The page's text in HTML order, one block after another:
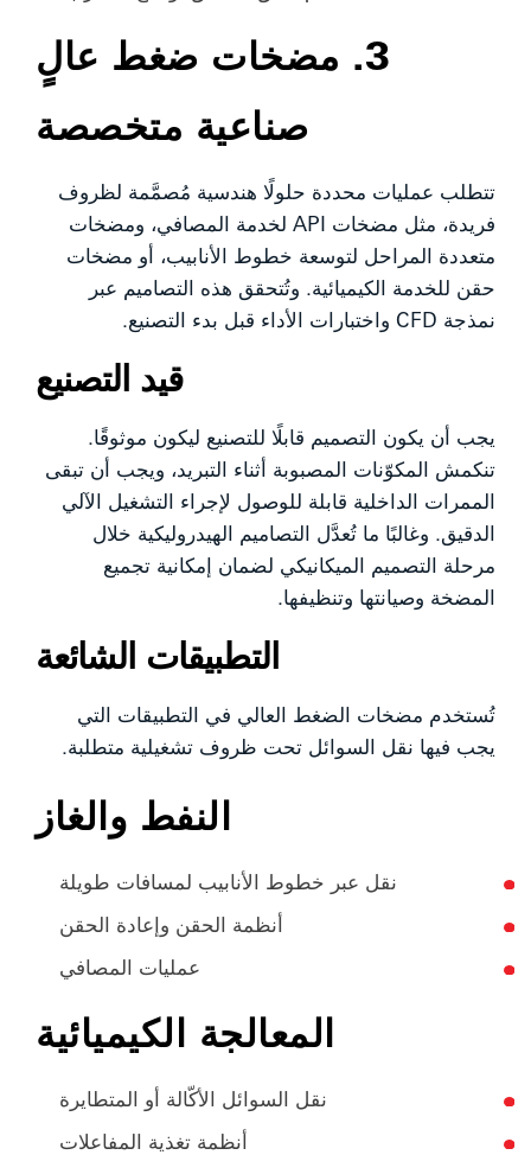
3. مضخات ضغط عالٍ
صناعية متخصصة
تتطلب عمليات محددة حلولًا هندسية مُصمَّمة لظروف
فريدة، مثل مضخات API لخدمة المصافي، ومضخات
متعددة المراحل لتوسعة خطوط الأنابيب، أو مضخات
حقن للخدمة الكيميائية. وتُتحقق هذه التصاميم عبر
نمذجة CFD واختبارات الأداء قبل بدء التصنيع.
قيد التصنيع
يجب أن يكون التصميم قابلًا للتصنيع ليكون موثوقًا.
تنكمش المكوّنات المصبوبة أثناء التبريد، ويجب أن تبقى
الممرات الداخلية قابلة للوصول لإجراء التشغيل الآلي
الدقيق. وغالبًا ما تُعدَّل التصاميم الهيدروليكية خلال
مرحلة التصميم الميكانيكي لضمان إمكانية تجميع
المضخة وصيانتها وتنظيفها.
التطبيقات الشائعة
تُستخدم مضخات الضغط العالي في التطبيقات التي
يجب فيها نقل السوائل تحت ظروف تشغيلية متطلبة.
النفط والغاز
نقل عبر خطوط الأنابيب لمسافات طويلة
أنظمة الحقن وإعادة الحقن
عمليات المصافي
المعالجة الكيميائية
نقل السوائل الأكّالة أو المتطايرة
أنظمة تغذية المفاعلات